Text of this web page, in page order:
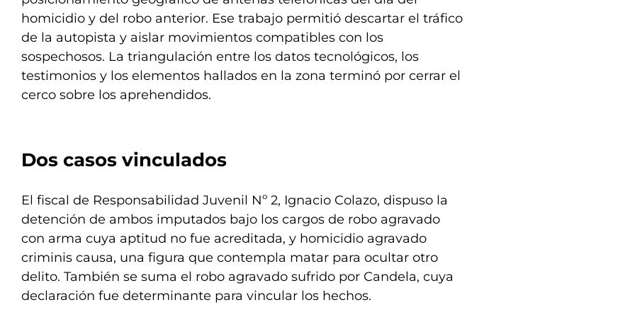
homicidio y del robo anterior. Ese trabajo permitió descartar el tráfico
de la autopista y aislar movimientos compatibles con los
sospechosos. La triangulación entre los datos tecnológicos, los
testimonios y los elementos hallados en la zona terminó por cerrar el
cerco sobre los aprehendidos.
Dos casos vinculados
El fiscal de Responsabilidad Juvenil Nº 2, Ignacio Colazo, dispuso la
detención de ambos imputados bajo los cargos de robo agravado
con arma cuya aptitud no fue acreditada, y homicidio agravado
criminis causa, una figura que contempla matar para ocultar otro
delito. También se suma el robo agravado sufrido por Candela, cuya
declaración fue determinante para vincular los hechos.